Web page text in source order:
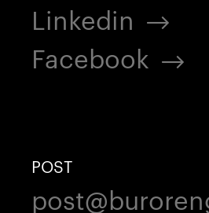
Linkedin
Facebook
POST